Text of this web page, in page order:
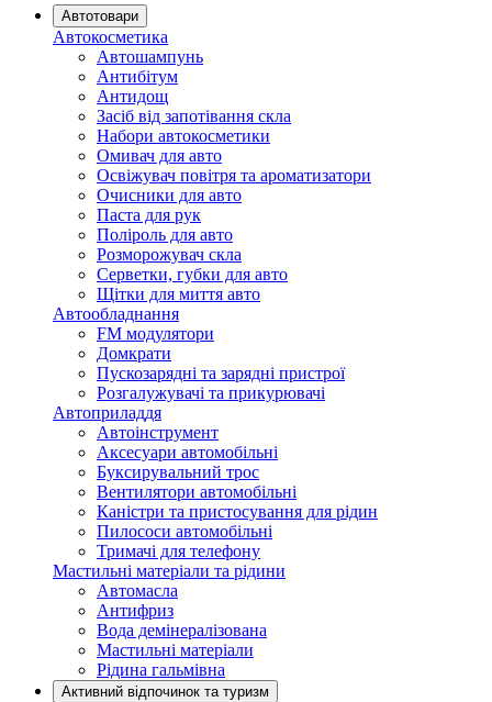
Автотовари
Автокосметика
Автошампунь
Антибітум
Антидощ
Засіб від запотівання скла
Набори автокосметики
Омивач для авто
Освіжувач повітря та ароматизатори
Очисники для авто
Паста для рук
Поліроль для авто
Розморожувач скла
Серветки, губки для авто
Щітки для миття авто
Автообладнання
FM модулятори
Домкрати
Пускозарядні та зарядні пристрої
Розгалужувачі та прикурювачі
Автоприладдя
Автоінструмент
Аксесуари автомобільні
Буксирувальний трос
Вентилятори автомобільні
Каністри та пристосування для рідин
Пилососи автомобільні
Тримачі для телефону
Мастильні матеріали та рідини
Автомасла
Антифриз
Вода демінералізована
Мастильні матеріали
Рідина гальмівна
Активний відпочинок та туризм